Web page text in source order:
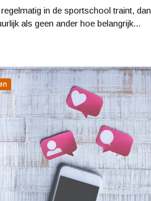
in de sportschool traint, dan
als geen ander hoe belangrijk...